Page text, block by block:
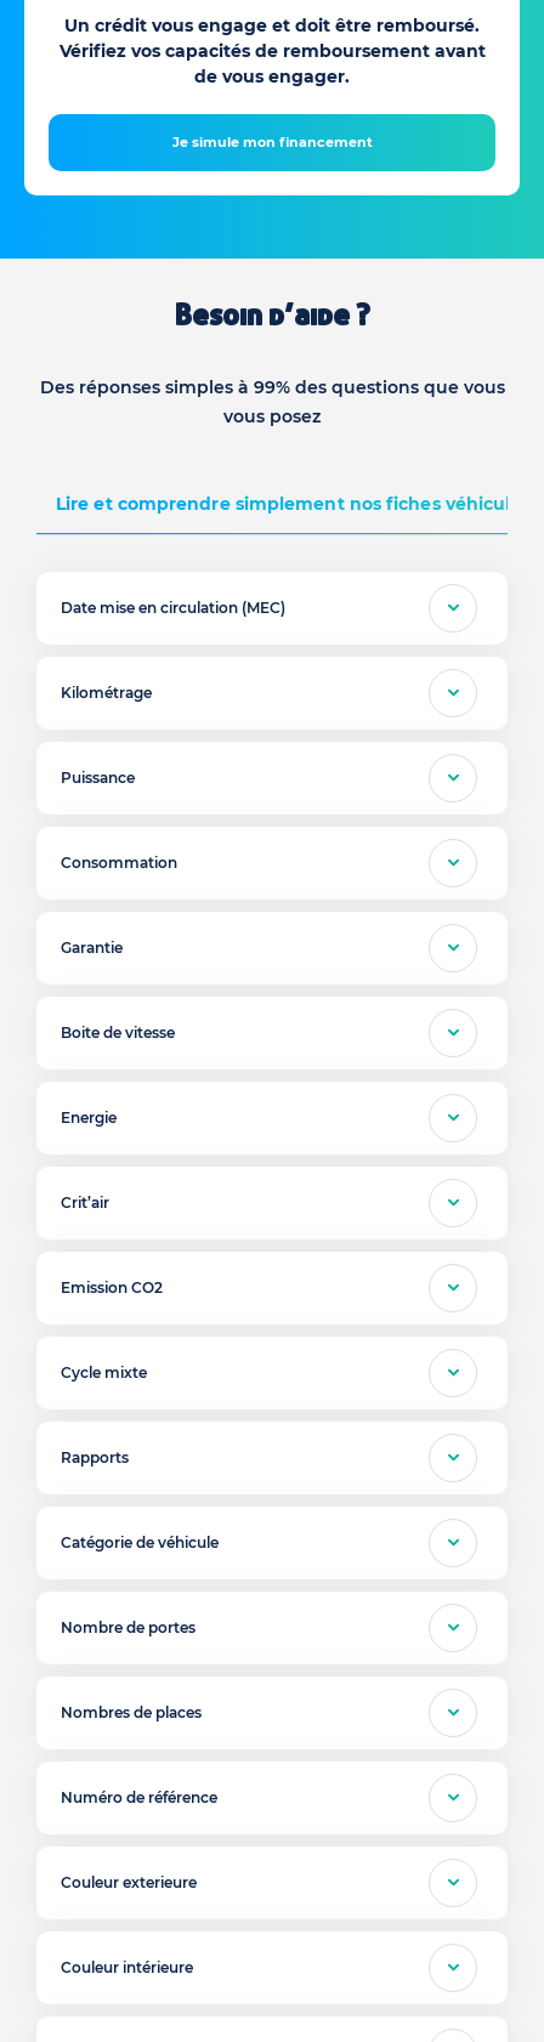
Un crédit vous engage et doit être remboursé.
Vérifiez vos capacités de remboursement avant
de vous engager.
Je simule mon financement
Besoin d’aide ?
Des réponses simples à 99% des questions que vous
vous posez
Lire et comprendre simplement nos fiches véhicules
Date mise en circulation (MEC)
Kilométrage
Puissance
Consommation
Garantie
Boite de vitesse
Energie
Crit’air
Emission CO2
Cycle mixte
Rapports
Catégorie de véhicule
Nombre de portes
Nombres de places
Numéro de référence
Couleur exterieure
Couleur intérieure